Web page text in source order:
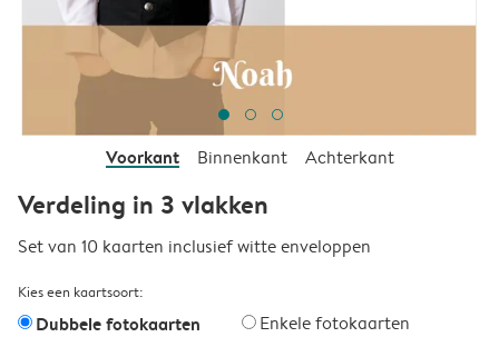
Voorkant Binnenkant Achterkant
Verdeling in 3 vlakken
Set van 10 kaarten inclusief witte enveloppen
Kies een kaartsoort:
Dubbele fotokaarten Enkele fotokaarten